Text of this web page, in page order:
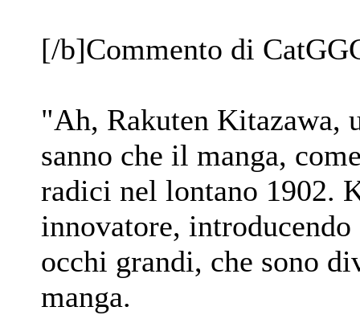
[/b]Commento di
"Ah, Rakuten Kitazawa,
sanno che il manga,
radici nel lontano 1902.
innovatore,
occhi grandi, che sono
manga.